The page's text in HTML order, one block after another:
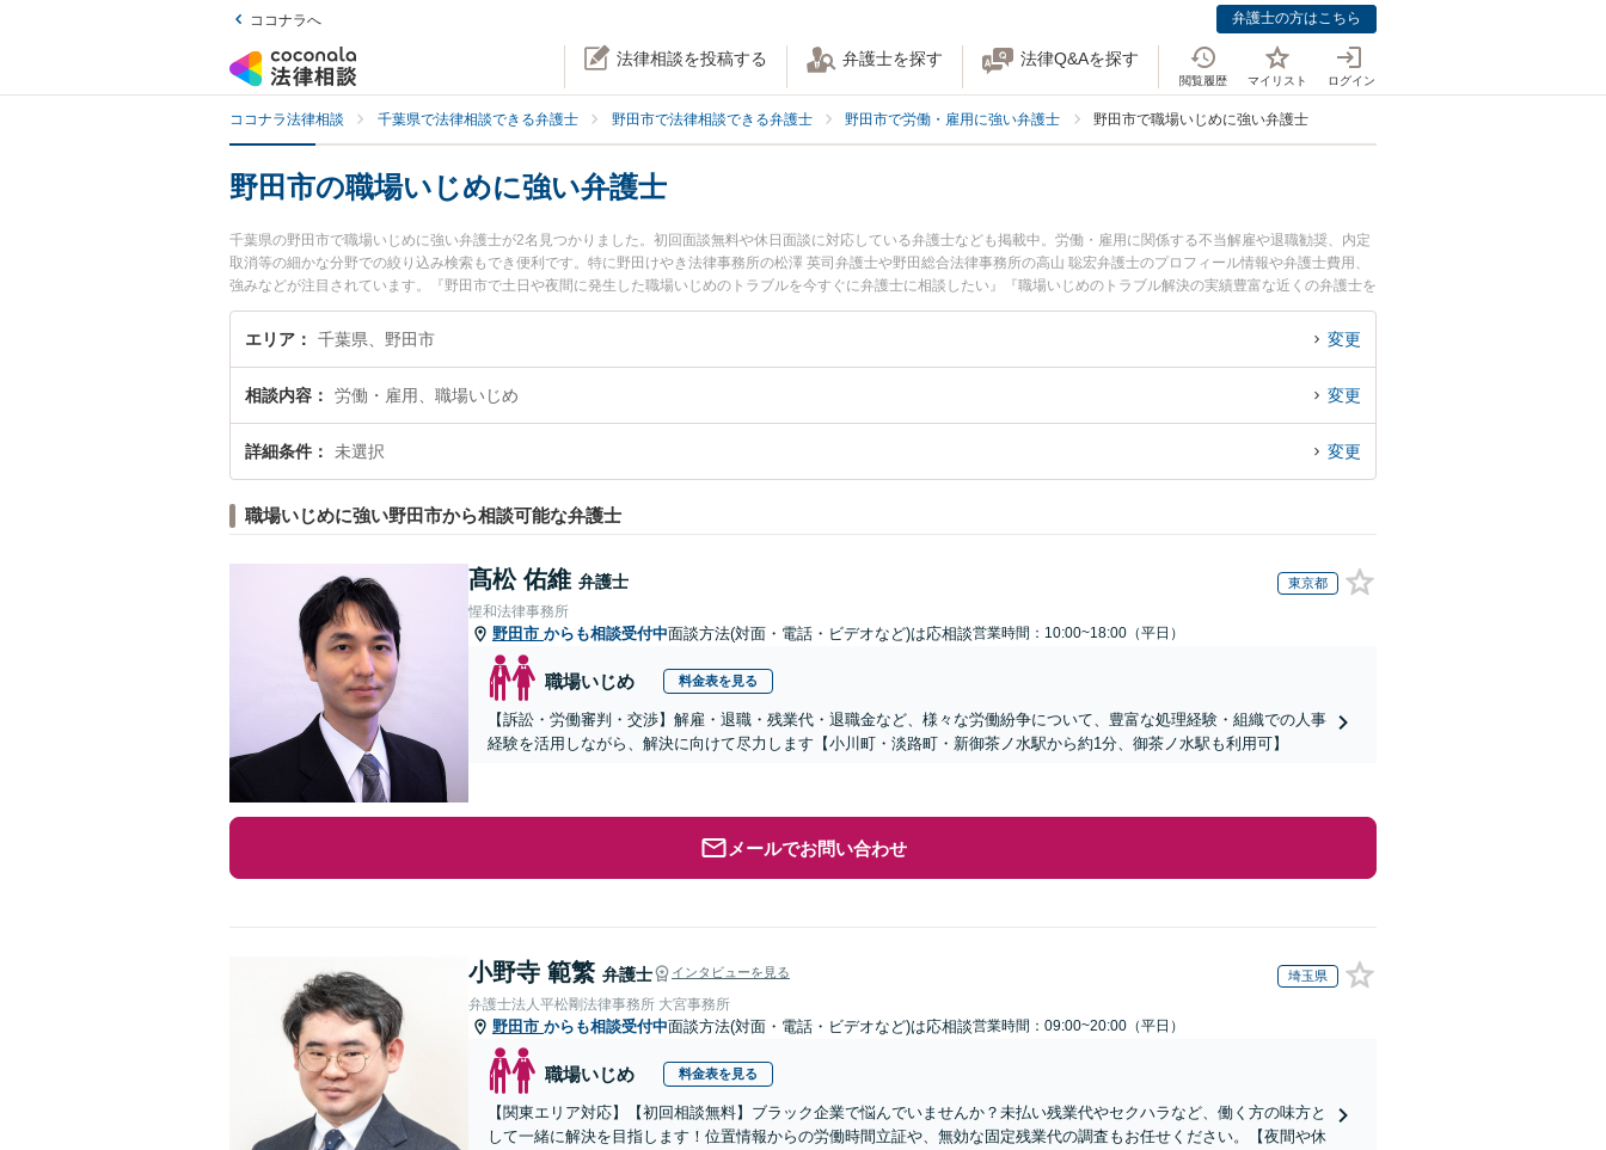
ココナラへ 弁護士の方はこちら
法律相談を投稿する 弁護士を探す 法律Q&Aを探す
閲覧履歴 マイリスト ログイン
ココナラ法律相談 千葉県で法律相談できる弁護士 野田市で法律相談できる弁護士 野田市で労働・雇用に強い弁護士 野田市で職場いじめに強い弁護士
野田市の職場いじめに強い弁護士
千葉県の野田市で職場いじめに強い弁護士が2名見つかりました。初回面談無料や休日面談に対応している弁護士なども掲載中。労働・雇用に関係する不当解雇や退職勧奨、内定
取消等の細かな分野での絞り込み検索もでき便利です。特に野田けやき法律事務所の松澤 英司弁護士や野田総合法律事務所の高山 聡宏弁護士のプロフィール情報や弁護士費用、
強みなどが注目されています。『野田市で土日や夜間に発生した職場いじめのトラブルを今すぐに弁護士に相談したい』『職場いじめのトラブル解決の実績豊富な近くの弁護士を
検索したい』『初回相談無料で職場いじめを法律相談できる野田市内の弁護士に相談予約したい』などでお困りの相談者さんにおすすめです。
エリア 千葉県、野田市 変更
相談内容 労働・雇用、職場いじめ 変更
詳細条件 未選択 変更
職場いじめに強い野田市から相談可能な弁護士
髙松 佑維 弁護士 東京都
惺和法律事務所
野田市 からも相談受付中面談方法(対面・電話・ビデオなど)は応相談営業時間：10:00~18:00（平日）
職場いじめ 料金表を見る
【訴訟・労働審判・交渉】解雇・退職・残業代・退職金など、様々な労働紛争について、豊富な処理経験・組織での人事
経験を活用しながら、解決に向けて尽力します【小川町・淡路町・新御茶ノ水駅から約1分、御茶ノ水駅も利用可】
メールでお問い合わせ
小野寺 範繁 弁護士 インタビューを見る 埼玉県
弁護士法人平松剛法律事務所 大宮事務所
野田市 からも相談受付中面談方法(対面・電話・ビデオなど)は応相談営業時間：09:00~20:00（平日）
職場いじめ 料金表を見る
【関東エリア対応】【初回相談無料】ブラック企業で悩んでいませんか？未払い残業代やセクハラなど、働く方の味方と
して一緒に解決を目指します！位置情報からの労働時間立証や、無効な固定残業代の調査もお任せください。【夜間や休